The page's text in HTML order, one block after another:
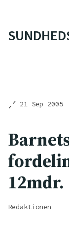
21 Sep 2005
12mdr.
Redaktionen